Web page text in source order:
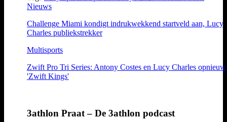
Nieuws
Challenge Miami kondigt indrukwekkend startveld aan, Lucy
Charles publiekstrekker
Multisports
Zwift Pro Tri Series: Antony Costes en Lucy Charles opnieuw
'Zwift Kings'
3athlon Praat – De 3athlon podcast